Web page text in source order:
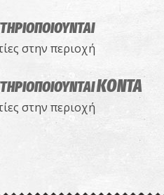
στην περιοχή
ΚΟΝΤΑ
στην περιοχή